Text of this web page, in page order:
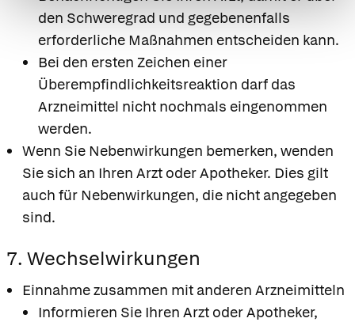
den Schweregrad und gegebenenfalls
erforderliche Maßnahmen entscheiden kann.
Bei den ersten Zeichen einer
Überempfindlichkeitsreaktion darf das
Arzneimittel nicht nochmals eingenommen
werden.
Wenn Sie Nebenwirkungen bemerken, wenden
Sie sich an Ihren Arzt oder Apotheker. Dies gilt
auch für Nebenwirkungen, die nicht angegeben
sind.
7. Wechselwirkungen
Einnahme zusammen mit anderen Arzneimitteln
Informieren Sie Ihren Arzt oder Apotheker,